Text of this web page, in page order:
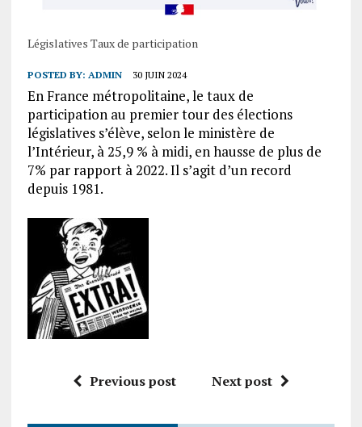
Législatives Taux de participation
POSTED BY: ADMIN 30 JUIN 2024
En France métropolitaine, le taux de
participation au premier tour des élections
législatives s’élève, selon le ministère de
l’Intérieur, à 25,9 % à midi, en hausse de plus de
7% par rapport à 2022. Il s’agit d’un record
depuis 1981.
Previous post Next post